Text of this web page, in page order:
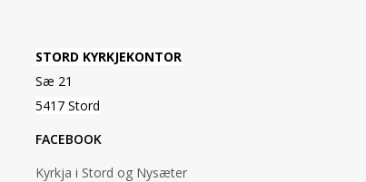
STORD KYRKJEKONTOR
Sæ 21
5417 Stord
FACEBOOK
Kyrkja i Stord og Nysæter